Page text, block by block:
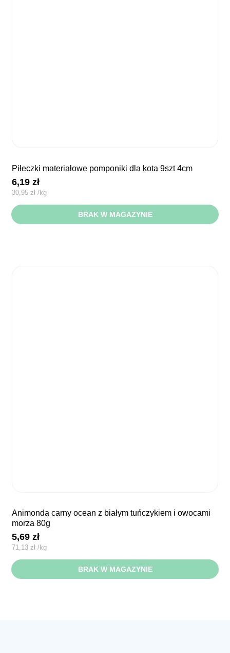
piłeczki materiałowe pomponiki dla kota 9szt 4cm
6,19zł
30,95zł /kg
BRAK W MAGAZYNIE
animonda carny ocean z białym tuńczykiem i owocami
morza 80g
5,69zł
71,13zł /kg
BRAK W MAGAZYNIE